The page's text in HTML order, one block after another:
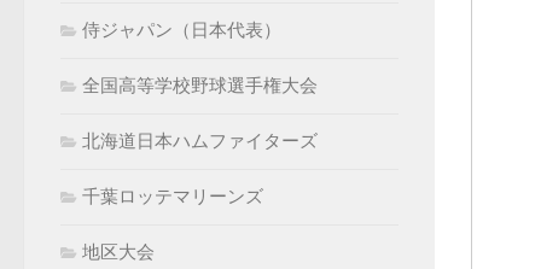
侍ジャパン（日本代表）
全国高等学校野球選手権大会
北海道日本ハムファイターズ
千葉ロッテマリーンズ
地区大会